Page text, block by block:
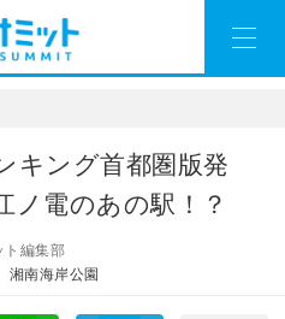
キング首都圏版発
ノ電のあの駅！？
ト編集部
湘南海岸公園